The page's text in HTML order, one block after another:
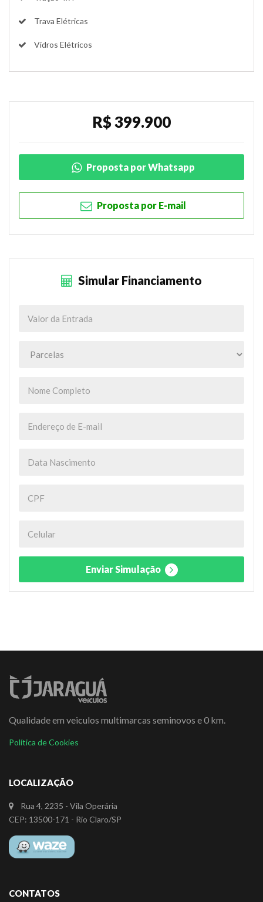
Trava Elétricas
Vidros Elétricos
R$ 399.900
Proposta por Whatsapp
Proposta por E-mail
Simular Financiamento
Enviar Simulação
Qualidade em veiculos multimarcas seminovos e 0 km.
Política de Cookies
LOCALIZAÇÃO
Rua 4, 2235 - Vila Operária
CEP: 13500-171 - Rio Claro/SP
CONTATOS